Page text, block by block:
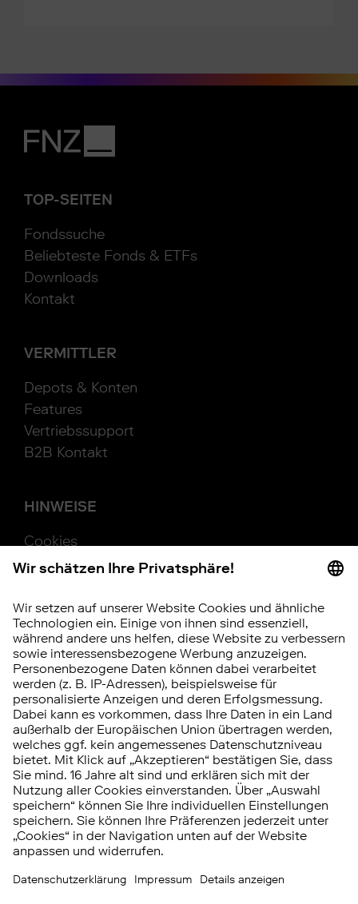
TOP-SEITEN
Fondssuche
Beliebteste Fonds & ETFs
Downloads
Kontakt
VERMITTLER
Depots & Konten
Features
Vertriebssupport
B2B Kontakt
HINWEISE
Cookies
Beschwerde
Hinweisgebersystem
Vertrag widerrufen
RISIKOHINWEIS
Investitionen in Wertpapiere, Tages- und
Festgeld unterliegen bestimmten Risiken.
Diese können kumuliert oder einzeln auftreten.
DieChancen und Risikenim Überblick.
© 2026 FNZ Bank
Impressum